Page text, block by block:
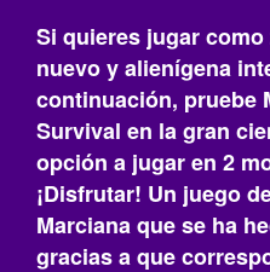
Si quieres jugar
nuevo y alienígena
continuación, pruebe
Survival en la gran
opción a jugar en 2
¡Disfrutar! Un juego
Marciana que se ha
gracias a que